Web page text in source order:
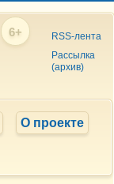
6+
RSS-лента
Рассылка
(архив)
О проекте